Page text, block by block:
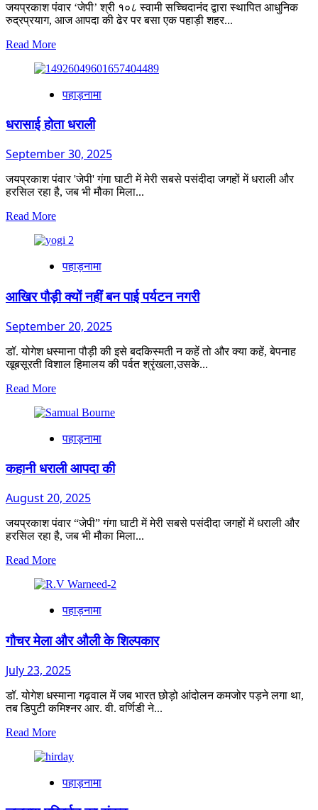
जयप्रकाश पंवार ‘जेपी’ श्री १०८ स्वामी सच्चिदानंद द्वारा स्थापित आधुनिक
रुद्रप्रयाग, आज आपदा की ढेर पर बसा एक पहाड़ी शहर...
Read MoreRead
about
का
बनता
रुद्रप्रयाग
पहाड़नामा
धरासाई होता धराली
September 30, 2025
जयप्रकाश पंवार 'जेपी' गंगा घाटी में मेरी सबसे पसंदीदा जगहों में धराली और
हरसिल रहा है, जब भी मौका मिला...
Read MoreRead
about
होता
पहाड़नामा
आखिर पौड़ी क्यों नहीं बन पाई पर्यटन नगरी
September 20, 2025
डॉ. योगेश धस्माना पौड़ी की इसे बदकिस्मती न कहें तो और क्या कहें, बेपनाह
खूबसूरती विशाल हिमालय की पर्वत श्रृंखला,उसके...
Read MoreRead
about
पौड़ी
नहीं
बन
पर्यटन
नगरी
पहाड़नामा
कहानी धराली आपदा की
August 20, 2025
जयप्रकाश पंवार “जेपी” गंगा घाटी में मेरी सबसे पसंदीदा जगहों में धराली और
हरसिल रहा है, जब भी मौका मिला...
Read MoreRead
about
धराली
की
पहाड़नामा
गौचर मेला और औली के शिल्पकार
July 23, 2025
डॉ. योगेश धस्माना गढ़वाल में जब भारत छोड़ो आंदोलन कमजोर पड़ने लगा था,
तब डिपुटी कमिश्नर आर. वी. वर्णिडी ने...
Read MoreRead
about
मेला
पहाड़नामा